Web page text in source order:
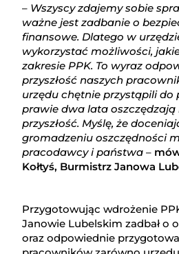
– Wszyscy zdajemy sobie
ważne jest zadbanie o
finansowe. Dlatego w
wykorzystać możliwości,
zakresie PPK. To wyraz
przyszłość naszych
urzędu chętnie przystąpili do
prawie dwa lata oszczędzają
przyszłość. Myślę, że
gromadzeniu oszczędności
pracodawcy i państwa –
Kołtyś, Burmistrz Janowa
Przygotowując wdrożenie
Janowie Lubelskim zadbał o
oraz odpowiednie